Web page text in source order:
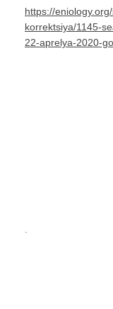
https://
korrektsiya/1145-
22-aprelya-2020-